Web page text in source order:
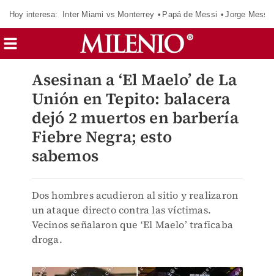
Hoy interesa: Inter Miami vs Monterrey Papá de Messi Jorge Messi
Asesinan a ‘El Maelo’ de La
Unión en Tepito: balacera
dejó 2 muertos en barbería
Fiebre Negra; esto
sabemos
Dos hombres acudieron al sitio y realizaron
un ataque directo contra las víctimas.
Vecinos señalaron que ‘El Maelo’ traficaba
droga.